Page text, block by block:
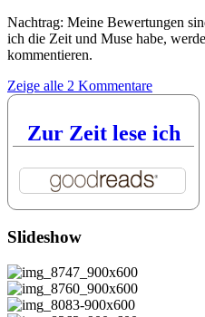
Nachtrag: Meine Bewertungen
ich die Zeit und Muse habe,
kommentieren.
Zeige alle 2 Kommentare
Zur Zeit lese ich
Slideshow